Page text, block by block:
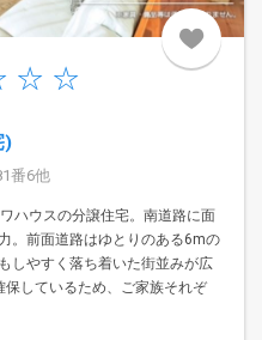
)
番6他
ハウスの分譲住宅。南道路に面
。前面道路はゆとりのある6mの
しやすく落ち着いた街並みが広
しているため、ご家族それぞ